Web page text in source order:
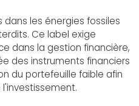
dans les énergies fossiles
Ce label exige
dans la gestion financière,
des instruments financiers
du portefeuille faible afin